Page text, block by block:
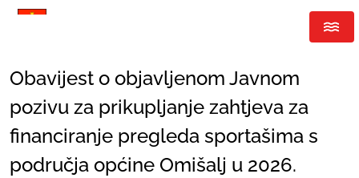
Obavijest o objavljenom Javnom
pozivu za prikupljanje zahtjeva za
financiranje pregleda sportašima s
područja općine Omišalj u 2026.